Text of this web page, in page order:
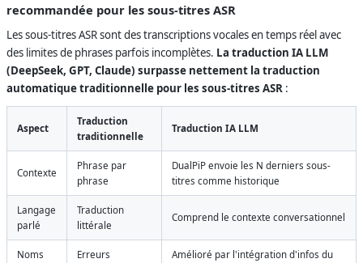
recommandée pour les sous-titres ASR
Les sous-titres ASR sont des transcriptions vocales en temps réel avec
des limites de phrases parfois incomplètes. La traduction IA LLM
(DeepSeek, GPT, Claude) surpasse nettement la traduction
automatique traditionnelle pour les sous-titres ASR :
Aspect
Traduction
traditionnelle
Traduction IA LLM
Contexte
Phrase par
phrase
DualPiP envoie les N derniers sous-
titres comme historique
Langage
parlé
Traduction
littérale
Comprend le contexte conversationnel
Noms
Erreurs
Amélioré par l'intégration d'infos du